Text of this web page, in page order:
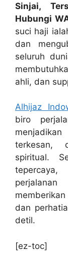
Sinjai,
Hubungi
suci haji
dan
seluruh
ahli, dan
Alhijaz
biro
terkesan,
spiritual.
dan
detil.
[ez-toc]